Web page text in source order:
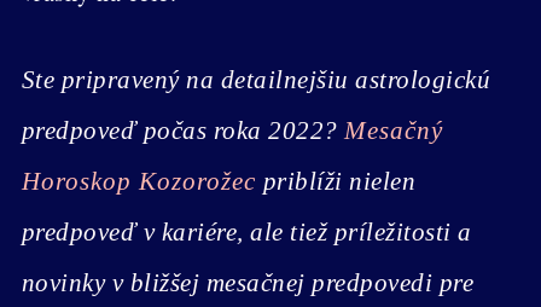
Ste pripravený na detailnejšiu astrologickú
predpoveď počas roka 2022?Mesačný
Horoskop Kozorožec priblíži nielen
predpoveď v kariére, ale tiež príležitosti a
novinky v bližšej mesačnej predpovedi pre